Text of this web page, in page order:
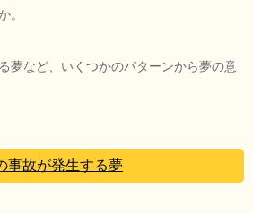
。
夢など、いくつかのパターンから夢の意
事故が発生する夢